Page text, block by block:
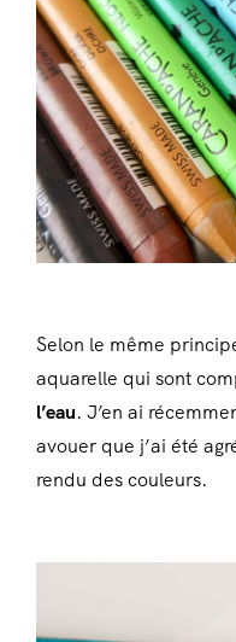
Selon le même
aquarelle qui sont
l’eau. J’en ai
avouer que j’ai été
rendu des couleurs.